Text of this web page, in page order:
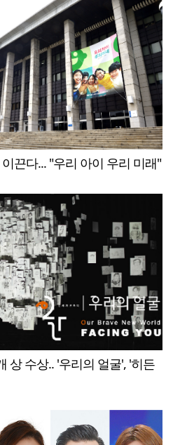
끈다... "우리 아이 우리 미래"
상 수상.. '우리의 얼굴', '히든